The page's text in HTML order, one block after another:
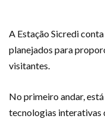
A Estação Sicredi
planejados para
visitantes.
No primeiro andar,
tecnologias interativas